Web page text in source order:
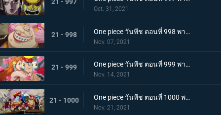
21 - 997
Oct. 31, 2021
21 - 998 One piece วันพีช ตอนที่ 998 พากย์ไทย ซุสเป็นปฏิปักษ์! นามิเข้าตาจน!
Nov. 07, 2021
21 - 999 One piece วันพีช ตอนที่ 999 พากย์ไทย เราจะปกป้องเจ้า การพบกันระหว่างยามาโตะกับโมโมโนะสุเกะ
Nov. 14, 2021
21 - 1000 One piece วันพีช ตอนที่ 1000 พากย์ไทย กำลังรบเหนือระดับ! กลุ่มหมวกฟางรวมพล
Nov. 21, 2021